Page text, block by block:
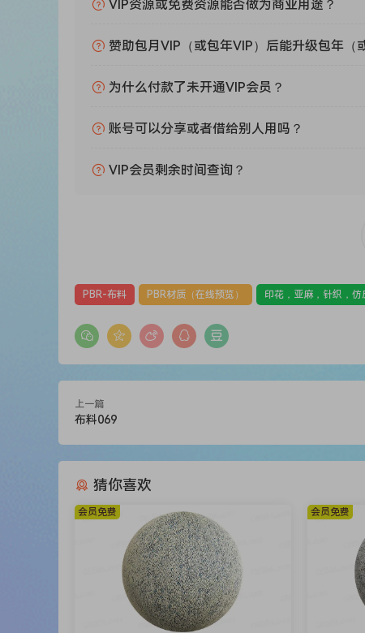
VIP资源或免费资源能否做为商业用途？
赞助包月VIP（或包年VIP）后能升级包年（
为什么付款了未开通VIP会员？
账号可以分享或者借给别人用吗？
VIP会员剩余时间查询？
PBR-布料 PBR材质（在线预览） 印花，亚麻，针织，
上一篇
布料069
猜你喜欢
会员免费 会员免费